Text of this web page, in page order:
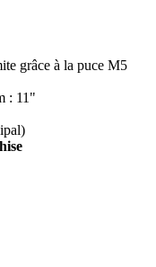
grâce à la puce M5
: 11"